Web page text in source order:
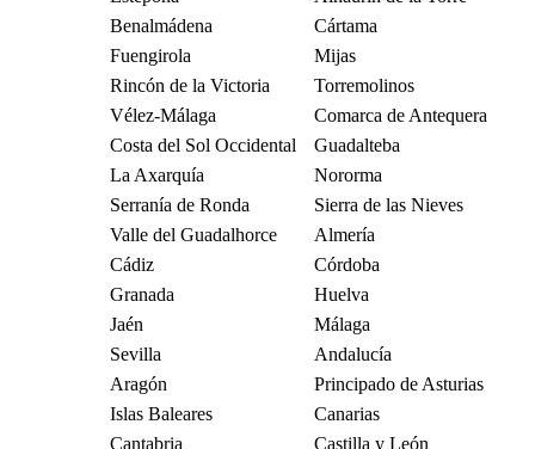
Benalmádena
Cártama
Fuengirola
Mijas
Rincón de la Victoria
Torremolinos
Vélez-Málaga
Comarca de Antequera
Costa del Sol Occidental
Guadalteba
La Axarquía
Nororma
Serranía de Ronda
Sierra de las Nieves
Valle del Guadalhorce
Almería
Cádiz
Córdoba
Granada
Huelva
Jaén
Málaga
Sevilla
Andalucía
Aragón
Principado de Asturias
Islas Baleares
Canarias
Cantabria
Castilla y León